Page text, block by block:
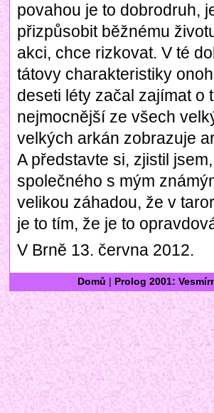
povahou je to dobrodruh,
přizpůsobit běžnému
akci, chce rizkovat. V té
tátovy charakteristiky
deseti léty začal zajímat o
nejmocnější ze všech
velkých arkán zobrazuje
A představte si, zjistil
společného s mým
velikou záhadou, že v
je to tím, že je to
V Brně 13. června 2012.
Domů Prolog 2001: